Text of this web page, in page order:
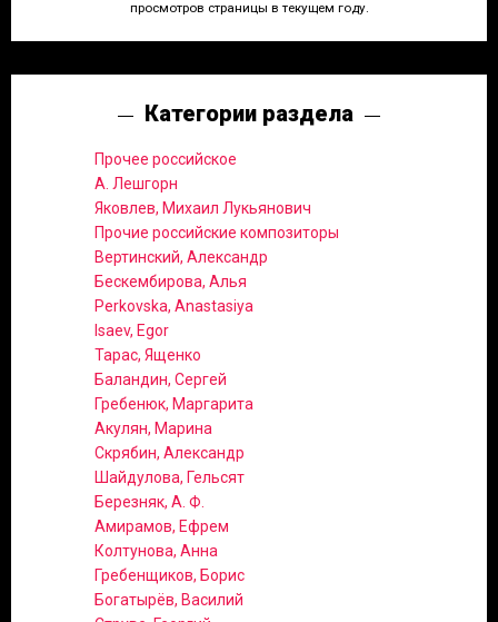
просмотров страницы в текущем году.
Категории раздела
Прочее российское
А. Лешгорн
Яковлев, Михаил Лукьянович
Прочие российские композиторы
Вертинский, Александр
Бескембирова, Алья
Perkovska, Anastasiya
Isaev, Egor
Тарас, Ященко
Баландин, Сергей
Гребенюк, Маргарита
Акулян, Марина
Скрябин, Александр
Шайдулова, Гельсят
Березняк, А. Ф.
Амирамов, Ефрем
Колтунова, Анна
Гребенщиков, Борис
Богатырёв, Василий